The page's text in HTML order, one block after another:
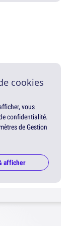
cookies
vous
confidentialité.
de Gestion
afficher